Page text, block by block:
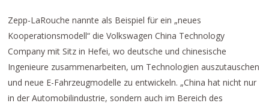
Zepp-LaRouche nannte als Beispiel für ein „neues
Kooperationsmodell“ die Volkswagen China Technology
Company mit Sitz in Hefei, wo deutsche und chinesische
Ingenieure zusammenarbeiten, um Technologien auszutauschen
und neue E-Fahrzeugmodelle zu entwickeln. „China hat nicht nur
in der Automobilindustrie, sondern auch im Bereich des